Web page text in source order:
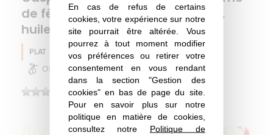
En cas de refus de certains
cookies, votre expérience sur notre
site pourrait être altérée. Vous
pourrez à tout moment modifier
vos préférences ou retirer votre
consentement en vous rendant
dans la section "Gestion des
cookies" en bas de page du site.
Pour en savoir plus sur notre
politique en matière de cookies,
consultez notre Politique de
de fêta, crumble olive–amande,
huile d’olive & basilic frais
PLAT
Pois chiche
Olive
(0)